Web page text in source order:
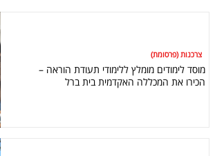
צרכנות (פרסומת)
מוסד לימודים מומלץ ללימודי תעודת הוראה –
הכירו את המכללה האקדמית בית ברל